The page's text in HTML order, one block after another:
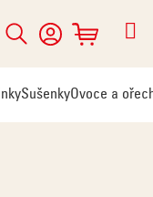
Hledat
NÁKUPNÍ
KOŠÍK
SušenkyOvoce a